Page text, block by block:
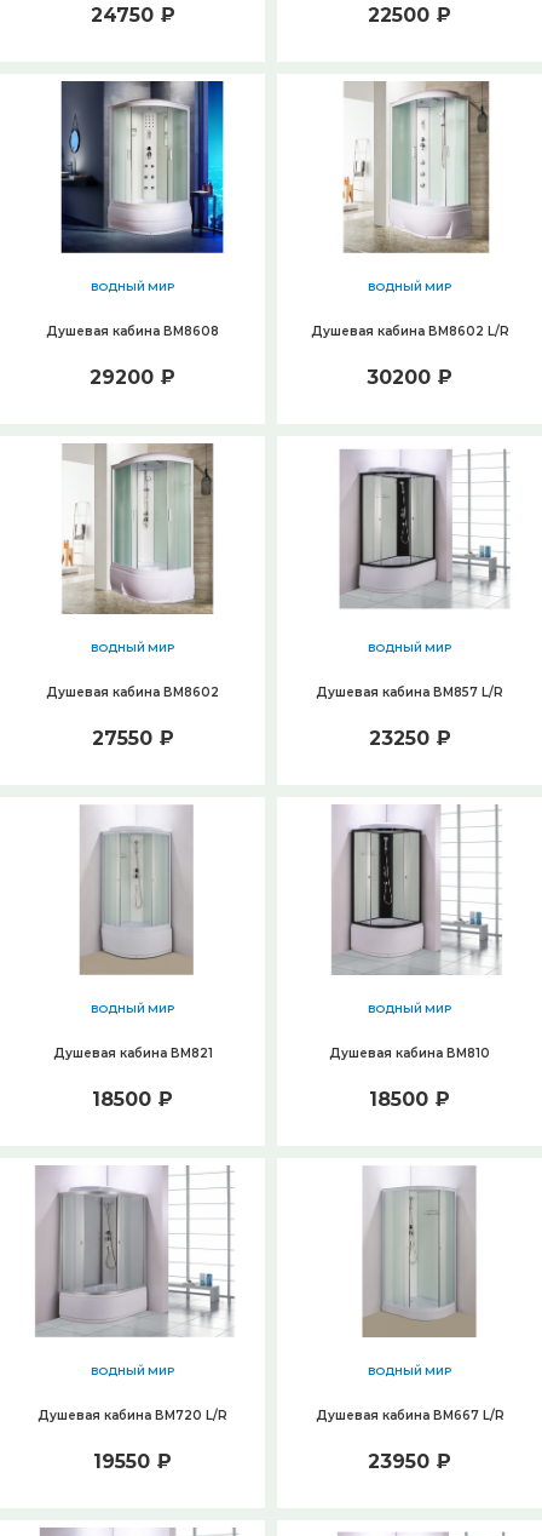
24750 ₽ 22500 ₽
ВОДНЫЙ МИР
Душевая кабина ВМ8608
29200 ₽
ВОДНЫЙ МИР
Душевая кабина ВМ8602 L/R
30200 ₽
ВОДНЫЙ МИР
Душевая кабина ВМ8602
27550 ₽
ВОДНЫЙ МИР
Душевая кабина ВМ857 L/R
23250 ₽
ВОДНЫЙ МИР
Душевая кабина ВМ821
18500 ₽
ВОДНЫЙ МИР
Душевая кабина ВМ810
18500 ₽
ВОДНЫЙ МИР
Душевая кабина ВМ720 L/R
19550 ₽
ВОДНЫЙ МИР
Душевая кабина ВМ667 L/R
23950 ₽